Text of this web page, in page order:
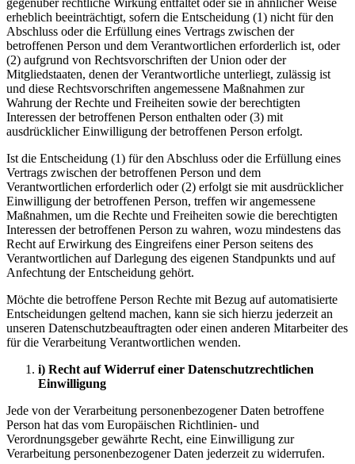
erheblich beeinträchtigt, sofern die Entscheidung (1) nicht für den
Abschluss oder die Erfüllung eines Vertrags zwischen der
betroffenen Person und dem Verantwortlichen erforderlich ist, oder
(2) aufgrund von Rechtsvorschriften der Union oder der
Mitgliedstaaten, denen der Verantwortliche unterliegt, zulässig ist
und diese Rechtsvorschriften angemessene Maßnahmen zur
Wahrung der Rechte und Freiheiten sowie der berechtigten
Interessen der betroffenen Person enthalten oder (3) mit
ausdrücklicher Einwilligung der betroffenen Person erfolgt.
Ist die Entscheidung (1) für den Abschluss oder die Erfüllung eines
Vertrags zwischen der betroffenen Person und dem
Verantwortlichen erforderlich oder (2) erfolgt sie mit ausdrücklicher
Einwilligung der betroffenen Person, treffen wir angemessene
Maßnahmen, um die Rechte und Freiheiten sowie die berechtigten
Interessen der betroffenen Person zu wahren, wozu mindestens das
Recht auf Erwirkung des Eingreifens einer Person seitens des
Verantwortlichen auf Darlegung des eigenen Standpunkts und auf
Anfechtung der Entscheidung gehört.
Möchte die betroffene Person Rechte mit Bezug auf automatisierte
Entscheidungen geltend machen, kann sie sich hierzu jederzeit an
unseren Datenschutzbeauftragten oder einen anderen Mitarbeiter des
für die Verarbeitung Verantwortlichen wenden.
i) Recht auf Widerruf einer Datenschutzrechtlichen
Einwilligung
Jede von der Verarbeitung personenbezogener Daten betroffene
Person hat das vom Europäischen Richtlinien- und
Verordnungsgeber gewährte Recht, eine Einwilligung zur
Verarbeitung personenbezogener Daten jederzeit zu widerrufen.